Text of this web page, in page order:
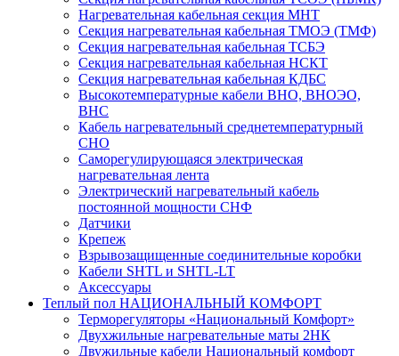
Нагревательная кабельная секция МНТ
Секция нагревательная кабельная ТМОЭ (ТМФ)
Секция нагревательная кабельная ТСБЭ
Секция нагревательная кабельная НСКТ
Секция нагревательная кабельная КДБС
Высокотемпературные кабели ВНО, ВНОЭО,
ВНС
Кабель нагревательный среднетемпературный
СНО
Саморегулирующаяся электрическая
нагревательная лента
Электрический нагревательный кабель
постоянной мощности СНФ
Датчики
Крепеж
Взрывозащищенные соединительные коробки
Кабели SHTL и SHTL-LT
Аксессуары
Теплый пол НАЦИОНАЛЬНЫЙ КОМФОРТ
Терморегуляторы «Национальный Комфорт»
Двухжильные нагревательные маты 2НК
Двужильные кабели Национальный комфорт